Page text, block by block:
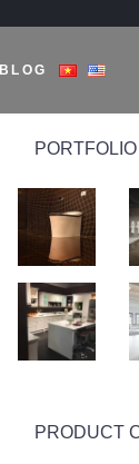
BLOG
PORTFOLIO
PRODUCT